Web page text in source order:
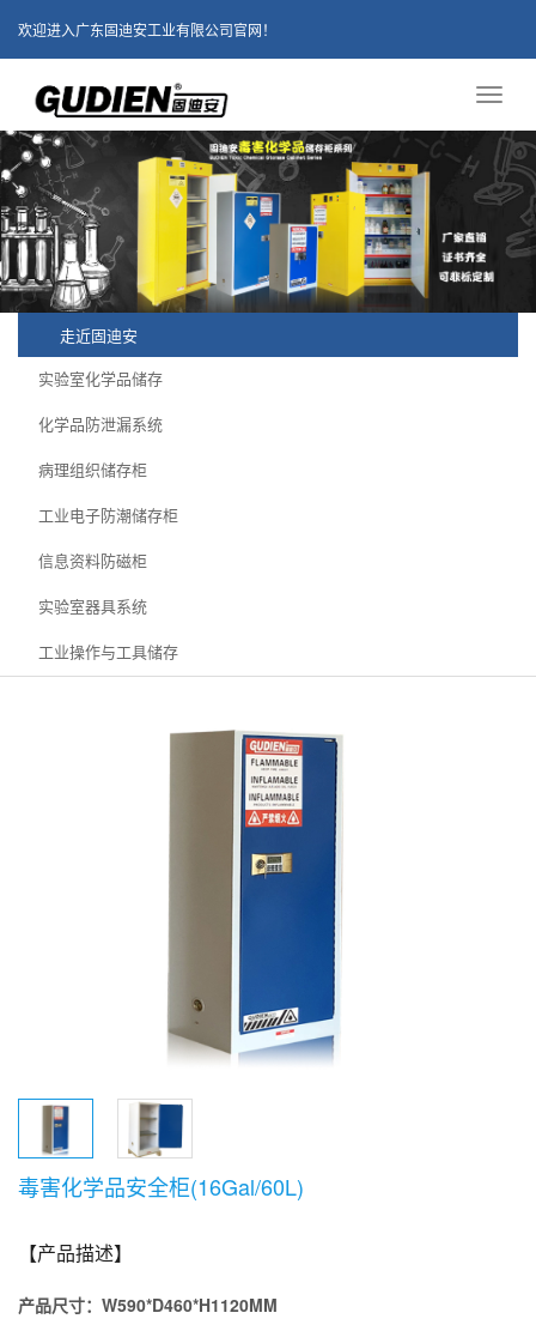
欢迎进入广东固迪安工业有限公司官网！
走近固迪安
实验室化学品储存
化学品防泄漏系统
病理组织储存柜
工业电子防潮储存柜
信息资料防磁柜
实验室器具系统
工业操作与工具储存
毒害化学品安全柜(16Gal/60L)
【产品描述】
产品尺寸： W590*D460*H1120MM